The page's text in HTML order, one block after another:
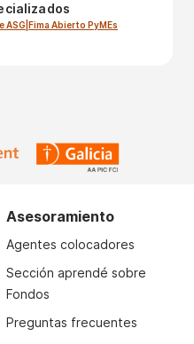
ASG Fima Abierto PyMEs
Asesoramiento
Agentes colocadores
Sección aprendé sobre
Fondos
Preguntas frecuentes